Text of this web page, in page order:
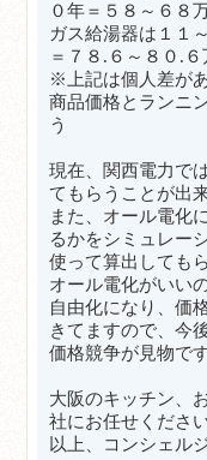
０年＝５８～６８
ガス給湯器は１１
＝７８.６～８０.６
※上記は個人差が
商品価格とランニ
う
現在、関西電力で
てもらうことが出
また、オール電化
るかをシミュレー
使って算出しても
オール電化がいい
自由化になり、価
きてますので、今
価格競争が見物で
大阪のキッチン、
社にお任せくださ
以上、コンシェル